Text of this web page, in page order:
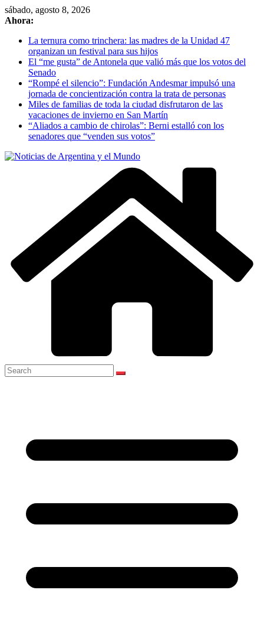
Skip
to
sábado, agosto 8, 2026
Ahora:
La ternura como trinchera: las madres de la Unidad 47
organizan un festival para sus hijos
El “me gusta” de Antonela que valió más que los votos del
Senado
“Rompé el silencio”: Fundación Andesmar impulsó una
jornada de concientización contra la trata de personas
Miles de familias de toda la ciudad disfrutaron de las
vacaciones de invierno en San Martín
“Aliados a cambio de chirolas”: Berni estalló con los
senadores que “venden sus votos”